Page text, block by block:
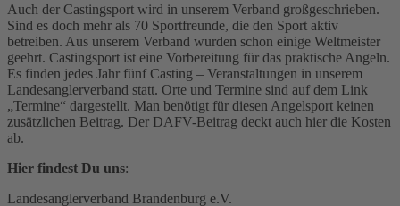
Auch der Castingsport wird in unserem Verband großgeschrieben.
Sind es doch mehr als 70 Sportfreunde, die den Sport aktiv
betreiben. Aus unserem Verband wurden schon einige Weltmeister
geehrt. Castingsport ist eine Vorbereitung für das praktische Angeln.
Es finden jedes Jahr fünf Casting – Veranstaltungen in unserem
Landesanglerverband statt. Orte und Termine sind auf dem Link
„Termine“ dargestellt. Man benötigt für diesen Angelsport keinen
zusätzlichen Beitrag. Der DAFV-Beitrag deckt auch hier die Kosten
ab.
Hier findest Du uns:
Landesanglerverband Brandenburg e.V.